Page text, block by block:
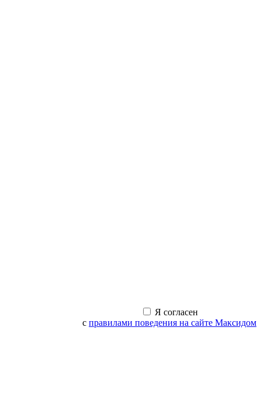
Я согласен
с правилами поведения на сайте Максидом